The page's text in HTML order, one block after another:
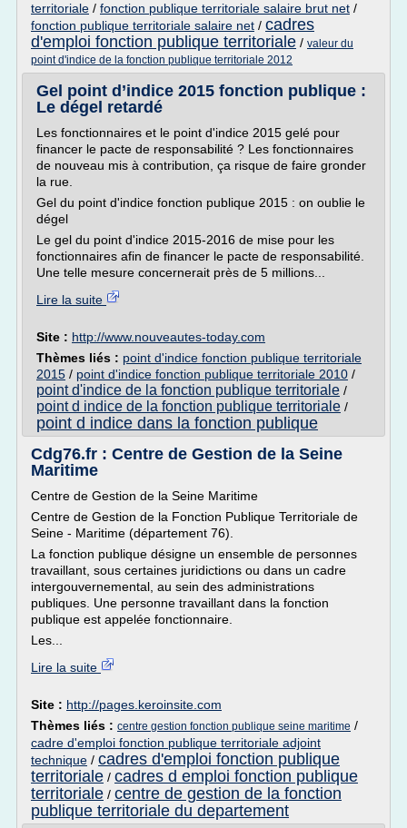
territoriale / fonction publique territoriale salaire brut net /
fonction publique territoriale salaire net / cadres
d'emploi fonction publique territoriale / valeur du
point d'indice de la fonction publique territoriale 2012
Gel point d’indice 2015 fonction publique :
Le dégel retardé
Les fonctionnaires et le point d'indice 2015 gelé pour
financer le pacte de responsabilité ? Les fonctionnaires
de nouveau mis à contribution, ça risque de faire gronder
la rue.
Gel du point d'indice fonction publique 2015 : on oublie le
dégel
Le gel du point d'indice 2015-2016 de mise pour les
fonctionnaires afin de financer le pacte de responsabilité.
Une telle mesure concernerait près de 5 millions...
Lire la suite
Site : http://www.nouveautes-today.com
Thèmes liés : point d'indice fonction publique territoriale
2015 / point d'indice fonction publique territoriale 2010 /
point d'indice de la fonction publique territoriale /
point d indice de la fonction publique territoriale /
point d indice dans la fonction publique
Cdg76.fr : Centre de Gestion de la Seine
Maritime
Centre de Gestion de la Seine Maritime
Centre de Gestion de la Fonction Publique Territoriale de
Seine - Maritime (département 76).
La fonction publique désigne un ensemble de personnes
travaillant, sous certaines juridictions ou dans un cadre
intergouvernemental, au sein des administrations
publiques. Une personne travaillant dans la fonction
publique est appelée fonctionnaire.
Les...
Lire la suite
Site : http://pages.keroinsite.com
Thèmes liés : centre gestion fonction publique seine maritime /
cadre d'emploi fonction publique territoriale adjoint
technique / cadres d'emploi fonction publique
territoriale / cadres d emploi fonction publique
territoriale / centre de gestion de la fonction
publique territoriale du departement